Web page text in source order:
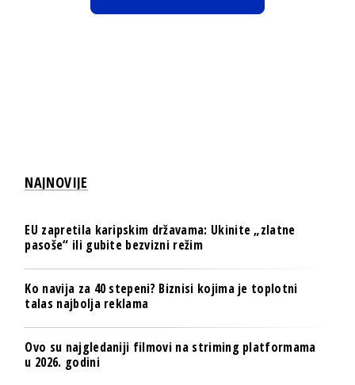
NAJNOVIJE
EU zapretila karipskim državama: Ukinite „zlatne
pasoše“ ili gubite bezvizni režim
Ko navija za 40 stepeni? Biznisi kojima je toplotni
talas najbolja reklama
Ovo su najgledaniji filmovi na striming platformama
u 2026. godini